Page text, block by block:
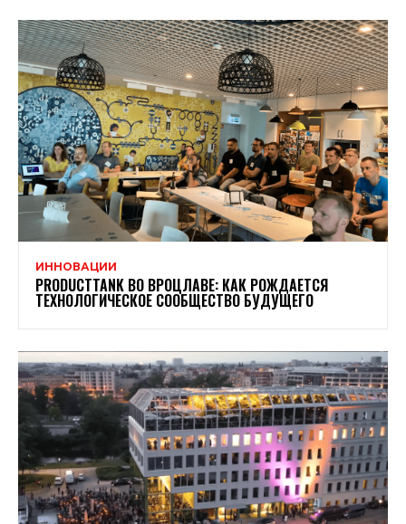
ИННОВАЦИИ
PRODUCTTANK ВО ВРОЦЛАВЕ: КАК РОЖДАЕТСЯ
ТЕХНОЛОГИЧЕСКОЕ СООБЩЕСТВО БУДУЩЕГО